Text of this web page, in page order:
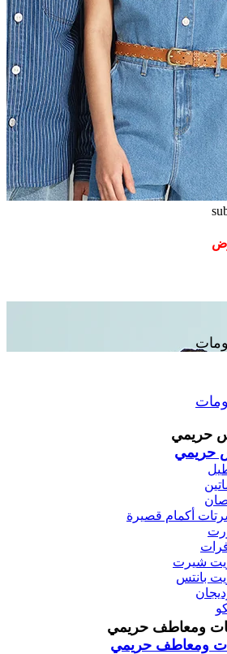
حريمي
حريمي
أكمام قصيرة
شيرت
بانتس
ومعاطف حريمي
ومعاطف حريمي